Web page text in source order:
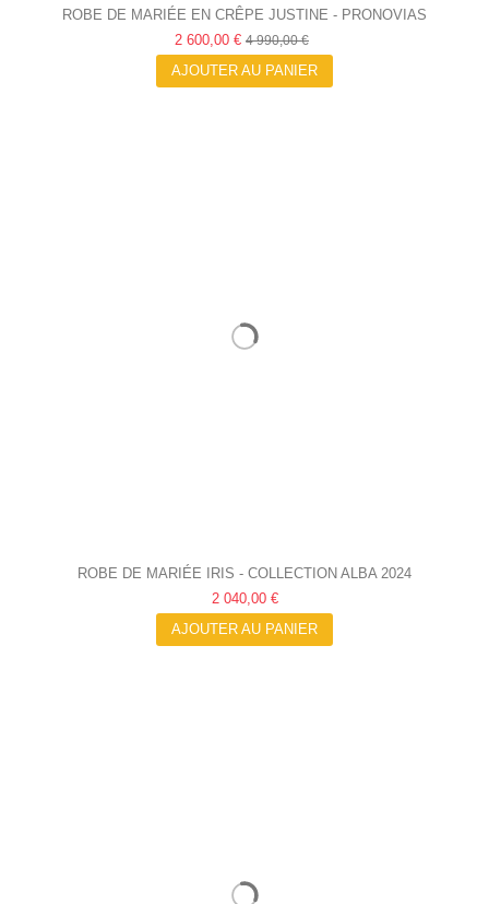
ROBE DE MARIÉE EN CRÊPE JUSTINE - PRONOVIAS
2 600,00 € 4 990,00 €
AJOUTER AU PANIER
ROBE DE MARIÉE IRIS - COLLECTION ALBA 2024
2 040,00 €
AJOUTER AU PANIER